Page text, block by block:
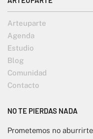
Arteuparte
Agenda
Estudio
Blog
Comunidad
Contacto
NO TE PIERDAS NADA
Prometemos no